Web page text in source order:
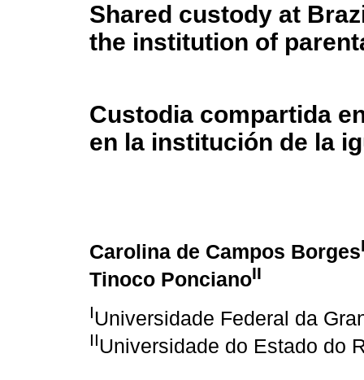
Shared custody at
the institution of
Custodia compartida
en la institución de la
Carolina de Campos Borges
Tinoco PoncianoII
IUniversidade Federal da
IIUniversidade do Estado do